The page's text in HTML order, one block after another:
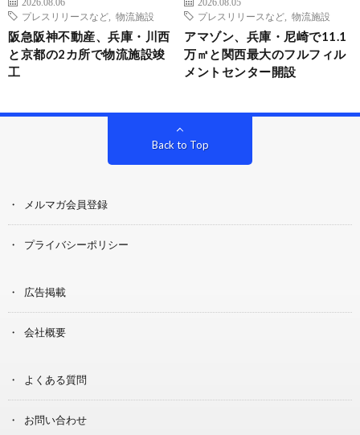
プレスリリースなど
物流施設
阪急阪神不動産、兵庫・川西
と京都の2カ所で物流施設竣
工
プレスリリースなど
物流施設
アマゾン、兵庫・尼崎で11.1
万㎡と関西最大のフルフィル
メントセンター開設
Back to Top
メルマガ会員登録
プライバシーポリシー
広告掲載
会社概要
よくある質問
お問い合わせ